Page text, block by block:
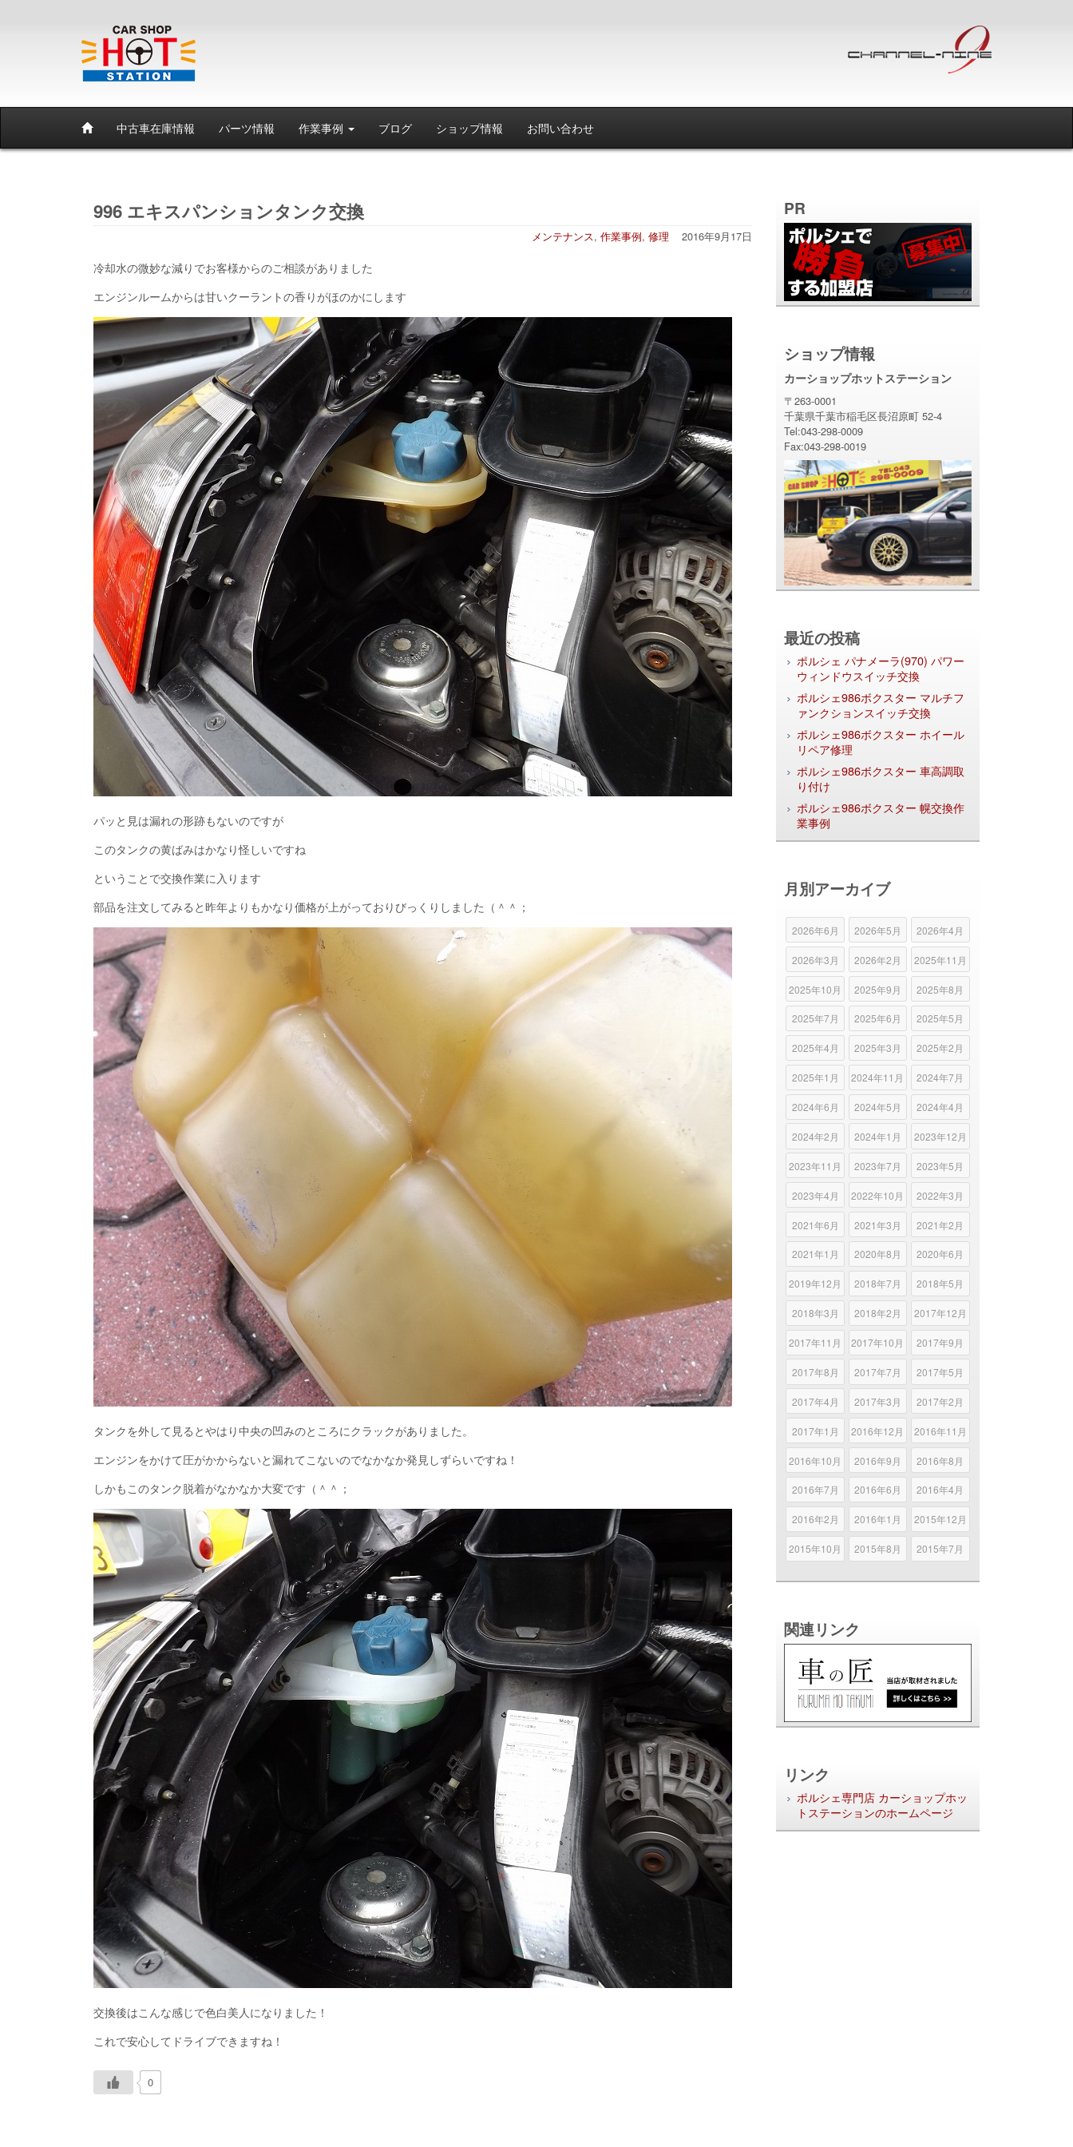
中古車在庫情報 パーツ情報 作業事例 ブログ ショップ情報 お問い合わせ
996 エキスパンションタンク交換
2016年9月17日
メンテナンス, 作業事例, 修理
冷却水の微妙な減りでお客様からのご相談がありました
エンジンルームからは甘いクーラントの香りがほのかにします
パッと見は漏れの形跡もないのですが
このタンクの黄ばみはかなり怪しいですね
ということで交換作業に入ります
部品を注文してみると昨年よりもかなり価格が上がっておりびっくりしました（＾＾；
タンクを外して見るとやはり中央の凹みのところにクラックがありました。
エンジンをかけて圧がかからないと漏れてこないのでなかなか発見しずらいですね！
しかもこのタンク脱着がなかなか大変です（＾＾；
交換後はこんな感じで色白美人になりました！
これで安心してドライブできますね！
0
PR
ショップ情報
カーショップホットステーション
〒263-0001
千葉県千葉市稲毛区長沼原町 52-4
Tel:043-298-0009
Fax:043-298-0019
最近の投稿
ポルシェ パナメーラ(970) パワー
ウィンドウスイッチ交換
ポルシェ986ボクスター マルチフ
ァンクションスイッチ交換
ポルシェ986ボクスター ホイール
リペア修理
ポルシェ986ボクスター 車高調取
り付け
ポルシェ986ボクスター 幌交換作
業事例
月別アーカイブ
2026年6月 2026年5月 2026年4月
2026年3月 2026年2月 2025年11月
2025年10月 2025年9月 2025年8月
2025年7月 2025年6月 2025年5月
2025年4月 2025年3月 2025年2月
2025年1月 2024年11月 2024年7月
2024年6月 2024年5月 2024年4月
2024年2月 2024年1月 2023年12月
2023年11月 2023年7月 2023年5月
2023年4月 2022年10月 2022年3月
2021年6月 2021年3月 2021年2月
2021年1月 2020年8月 2020年6月
2019年12月 2018年7月 2018年5月
2018年3月 2018年2月 2017年12月
2017年11月 2017年10月 2017年9月
2017年8月 2017年7月 2017年5月
2017年4月 2017年3月 2017年2月
2017年1月 2016年12月 2016年11月
2016年10月 2016年9月 2016年8月
2016年7月 2016年6月 2016年4月
2016年2月 2016年1月 2015年12月
2015年10月 2015年8月 2015年7月
関連リンク
リンク
ポルシェ専門店 カーショップホッ
トステーションのホームページ